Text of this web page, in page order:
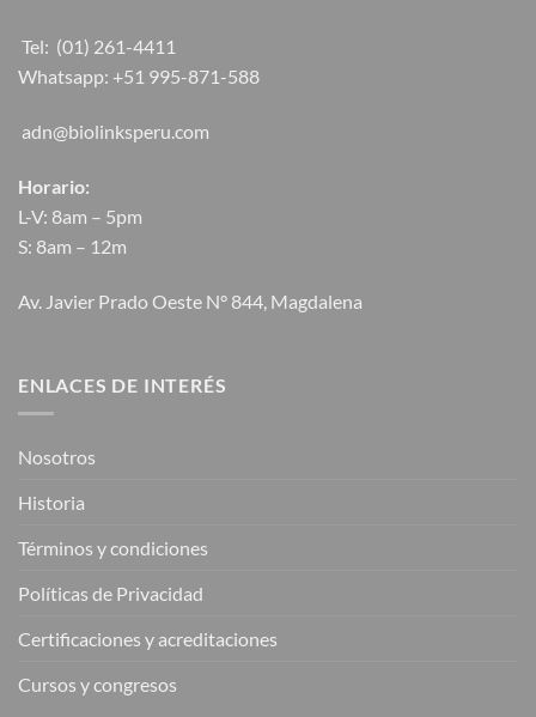
Tel: (01) 261-4411
Whatsapp: +51 995-871-588
adn@biolinksperu.com
Horario:
L-V: 8am – 5pm
S: 8am – 12m
Av. Javier Prado Oeste N° 844, Magdalena
ENLACES DE INTERÉS
Nosotros
Historia
Términos y condiciones
Políticas de Privacidad
Certificaciones y acreditaciones
Cursos y congresos